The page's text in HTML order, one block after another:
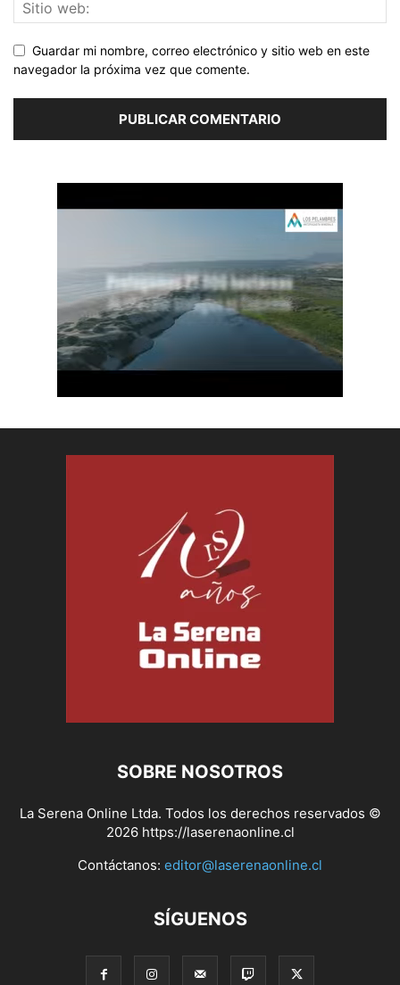
Guardar mi nombre, correo electrónico y sitio web en este
navegador la próxima vez que comente.
SOBRE NOSOTROS
La Serena Online Ltda. Todos los derechos reservados ©
2026 https://laserenaonline.cl
Contáctanos: editor@laserenaonline.cl
SÍGUENOS